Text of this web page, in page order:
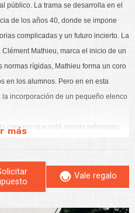
más
público. La trama se desarrolla en el
de los años 40, donde se impone
complicadas y un futuro incierto. La
Mathieu, marca el inicio de un
rígidas, Mathieu forma un coro
en los alumnos. Pero en en esta
incorporación de un pequeño elenco
cercano que está siendo reformado,
un ángulo fresco a la historia,
a chicos y chicas en un entorno lleno
Vale regalo